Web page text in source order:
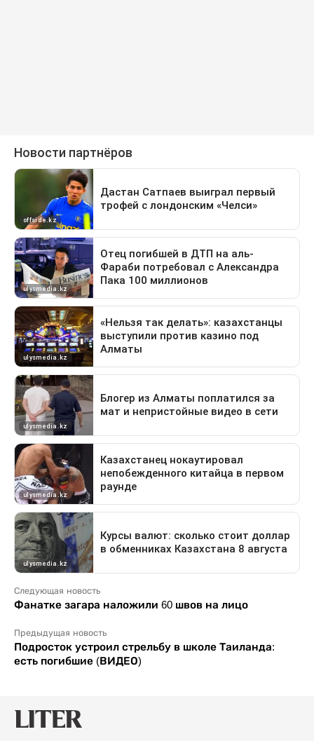
Следующая новость
Фанатке загара наложили 60 швов на лицо
Предыдущая новость
Подросток устроил стрельбу в школе Таиланда:
есть погибшие (ВИДЕО)